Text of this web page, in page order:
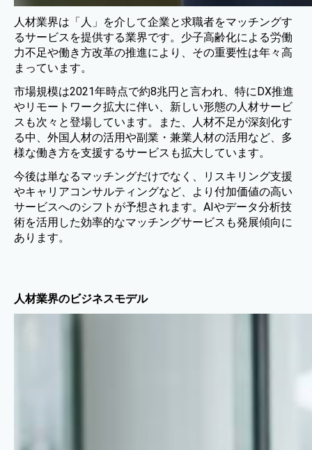
人材業界は「人」を介して企業と求職者をマッチングす
るサービスを提供する業界です。少子高齢化による労働
力不足や働き方改革の推進により、その重要性は年々高
まっています。
市場規模は2021年時点で約8兆円と言われ、特にDX推進
やリモートワーク拡大に伴い、新しい形態の人材サービ
スも次々と登場しています。また、人材不足が深刻化す
る中、外国人材の活用や副業・兼業人材の活用など、多
様な働き方を支援するサービスも拡大しています。
今後は単なるマッチングだけでなく、リスキリング支援
やキャリアコンサルティングなど、より付加価値の高い
サービスへのシフトが予想されます。AIやデータ分析技
術を活用した効率的なマッチングサービスも発展傾向に
あります。
人材業界のビジネスモデル